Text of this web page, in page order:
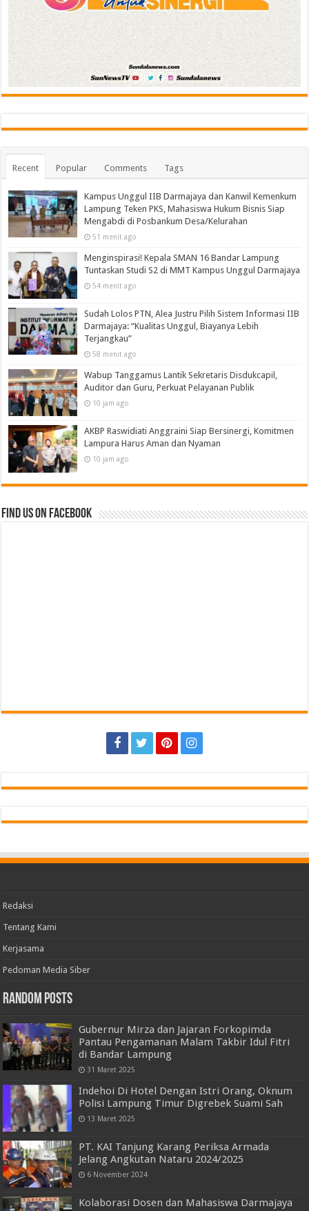
Recent Popular Comments Tags
Kampus Unggul IIB Darmajaya dan Kanwil Kemenkum
Lampung Teken PKS, Mahasiswa Hukum Bisnis Siap
Mengabdi di Posbankum Desa/Kelurahan
51 menit ago
Menginspirasi! Kepala SMAN 16 Bandar Lampung
Tuntaskan Studi S2 di MMT Kampus Unggul Darmajaya
54 menit ago
Sudah Lolos PTN, Alea Justru Pilih Sistem Informasi IIB
Darmajaya: “Kualitas Unggul, Biayanya Lebih
Terjangkau”
58 menit ago
Wabup Tanggamus Lantik Sekretaris Disdukcapil,
Auditor dan Guru, Perkuat Pelayanan Publik
10 jam ago
AKBP Raswidiati Anggraini Siap Bersinergi, Komitmen
Lampura Harus Aman dan Nyaman
10 jam ago
Find us on Facebook
Redaksi
Tentang Kami
Kerjasama
Pedoman Media Siber
Random Posts
Gubernur Mirza dan Jajaran Forkopimda
Pantau Pengamanan Malam Takbir Idul Fitri
di Bandar Lampung
31 Maret 2025
Indehoi Di Hotel Dengan Istri Orang, Oknum
Polisi Lampung Timur Digrebek Suami Sah
13 Maret 2025
PT. KAI Tanjung Karang Periksa Armada
Jelang Angkutan Nataru 2024/2025
6 November 2024
Kolaborasi Dosen dan Mahasiswa Darmajaya